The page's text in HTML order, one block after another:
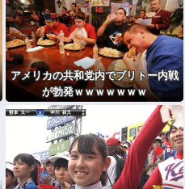
アメリカの共和党内でブリトー内戦
が勃発ｗｗｗｗｗｗｗ